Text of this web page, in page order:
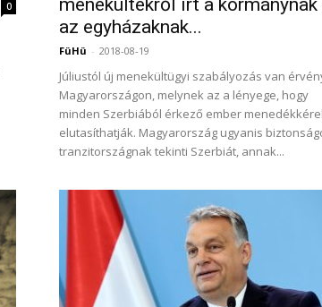
0
menekültekről írt a kormánynak
az egyházaknak...
FüHü - 2018-08-19
Júliustól új menekültügyi szabályozás van
Magyarországon, melynek az a lényege, hogy
minden Szerbiából érkező ember
elutasíthatják. Magyarország ugyanis
tranzitországnak tekinti Szerbiát, annak...